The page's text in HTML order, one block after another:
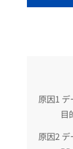
原因1
目
原因2